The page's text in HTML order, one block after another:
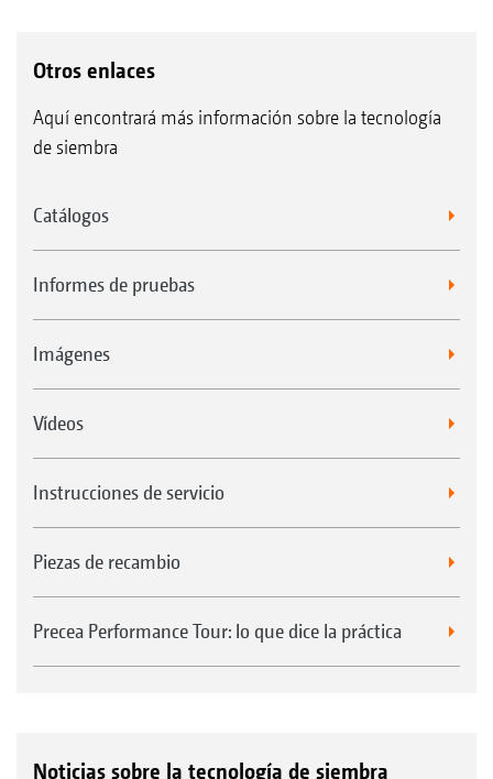
Otros enlaces
Aquí encontrará más información sobre la tecnología
de siembra
Catálogos
Informes de pruebas
Imágenes
Vídeos
Instrucciones de servicio
Piezas de recambio
Precea Performance Tour: lo que dice la práctica
Noticias sobre la tecnología de siembra